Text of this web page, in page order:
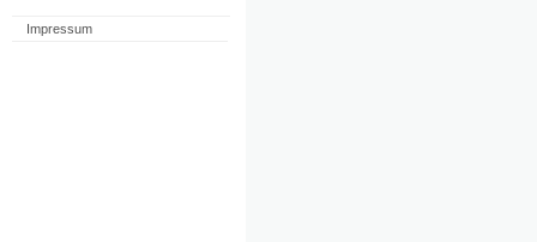
Impressum